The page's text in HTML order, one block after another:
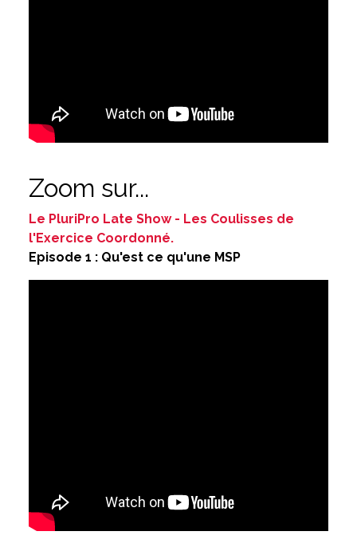
Zoom sur...
Le PluriPro Late Show - Les Coulisses de
l'Exercice Coordonné.
Episode 1 : Qu'est ce qu'une MSP